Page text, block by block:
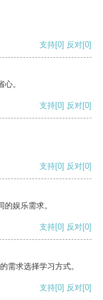
支持[0] 反对[0]
。
支持[0] 反对[0]
支持[0] 反对[0]
娱乐需求。
支持[0] 反对[0]
需求选择学习方式。
支持[0] 反对[0]